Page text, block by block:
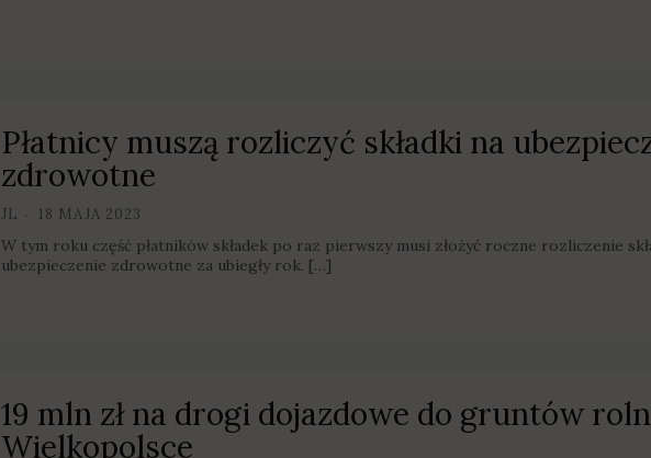
Płatnicy muszą rozliczyć składki na
zdrowotne
JL 18 MAJA 2023
W tym roku część płatników składek po raz pierwszy musi złożyć roczne rozliczenie
ubezpieczenie zdrowotne za ubiegły rok. […]
19 mln zł na drogi dojazdowe do gruntów
Wielkopolsce